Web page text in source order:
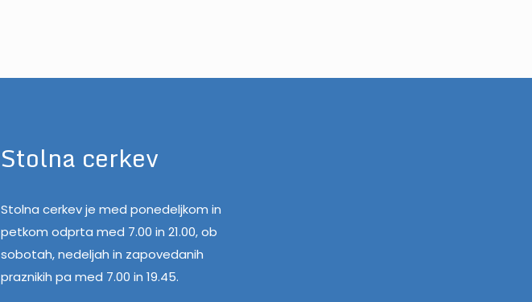
Stolna cerkev
Stolna cerkev je med ponedeljkom in
petkom odprta med 7.00 in 21.00, ob
sobotah, nedeljah in zapovedanih
praznikih pa med 7.00 in 19.45.